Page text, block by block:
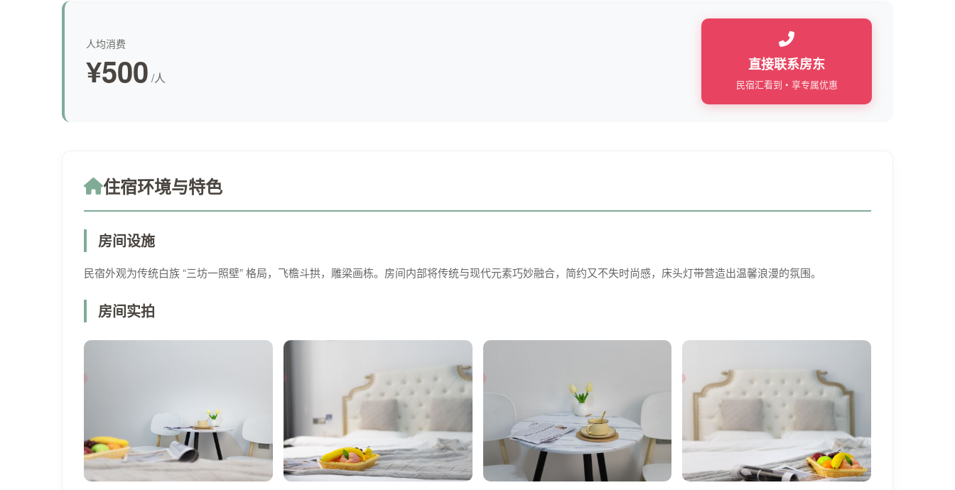
人均消费
¥500 /人
直接联系房东
民宿汇看到 • 享专属优惠
住宿环境与特色
房间设施
民宿外观为传统白族 “三坊一照壁” 格局，飞檐斗拱，雕梁画栋。房间内部将传统与现代元素巧妙融合，简约又不失时尚感，床头灯带营造出温馨浪漫的氛围。
房间实拍